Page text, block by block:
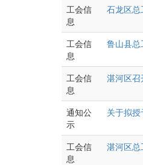
工会信
息
石龙区
工会信
息
鲁山县
工会信
息
湛河区
通知公
示
关于拟
工会信
息
湛河区